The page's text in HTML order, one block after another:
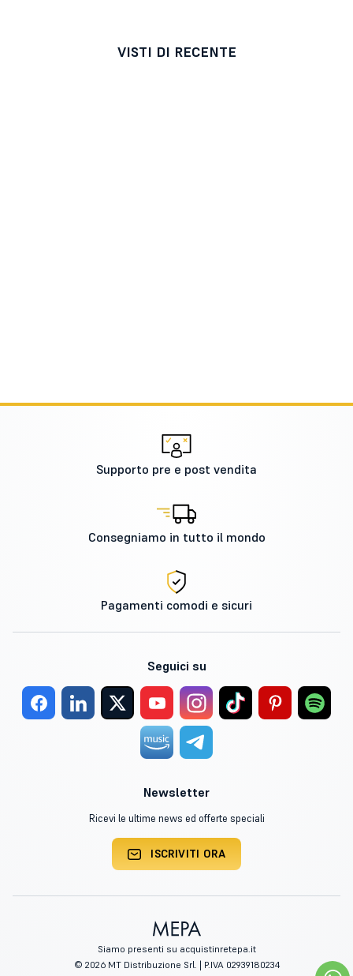
VISTI DI RECENTE
Supporto pre e post vendita
Consegniamo in tutto il mondo
Pagamenti comodi e sicuri
Seguici su
Newsletter
Ricevi le ultime news ed offerte speciali
ISCRIVITI ORA
© 2026 MT Distribuzione Srl. | P.IVA 02939180234
Siamo presenti su acquistinretepa.it